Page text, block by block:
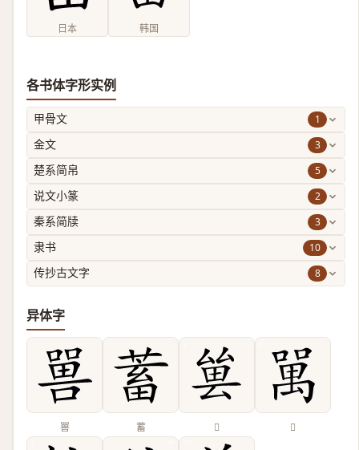
日本 韩国
各书体字形实例
甲骨文 1
金文 3
楚系简帛 5
说文小篆 2
秦系简牍 3
隶书 10
传抄古文字 8
异体字
嘼 蓄 𠬀 𠾧